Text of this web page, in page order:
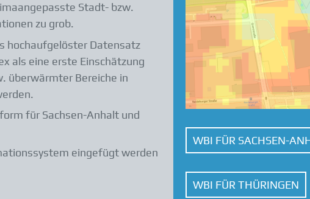
Stadt- bzw.
zu grob.
hochaufgelöster Datensatz
als eine erste Einschätzung
überwärmter Bereiche in
für Sachsen-Anhalt und
eingefügt werden
WBI FÜR SACHSEN-
WBI FÜR THÜRINGEN